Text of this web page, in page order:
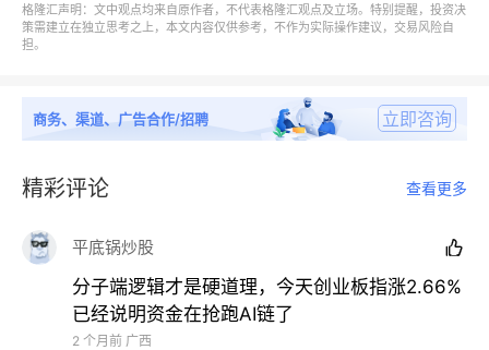
格隆汇声明：文中观点均来自原作者，不代表格隆汇观点及立场。特别提醒，投资决
策需建立在独立思考之上，本文内容仅供参考，不作为实际操作建议，交易风险自
担。
商务、渠道、广告合作/招聘 立即咨询
精彩评论 查看更多
平底锅炒股 
分子端逻辑才是硬道理，今天创业板指涨2.66%
已经说明资金在抢跑AI链了
2 个月前 广西